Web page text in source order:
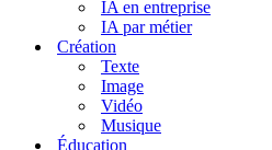
IA en entreprise
IA par métier
Création
Texte
Image
Vidéo
Musique
Éducation